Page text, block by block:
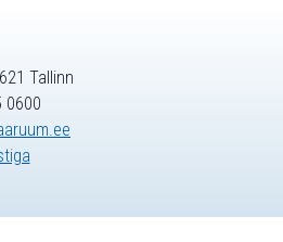
Tallinn
0600